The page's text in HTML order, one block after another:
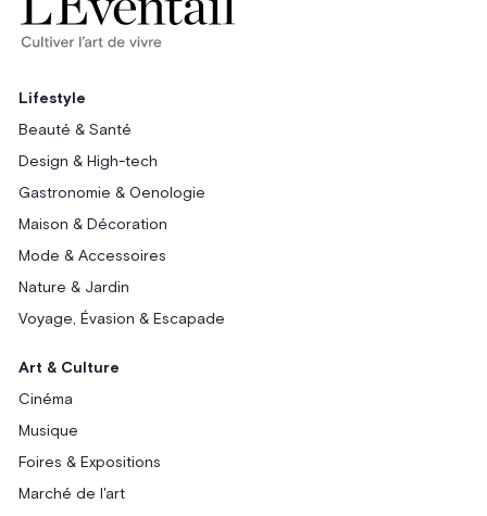
Lifestyle
Beauté & Santé
Design & High-tech
Gastronomie & Oenologie
Maison & Décoration
Mode & Accessoires
Nature & Jardin
Voyage, Évasion & Escapade
Art & Culture
Cinéma
Musique
Foires & Expositions
Marché de l'art